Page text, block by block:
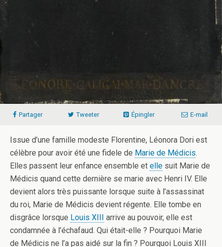
Partager Tweeter Épingler E-mail
Issue d’une famille modeste Florentine, Léonora Dori est
célèbre pour avoir été une fidele de Marie de Médicis.
Elles passent leur enfance ensemble et elle suit Marie de
Médicis quand cette dernière se marie avec Henri IV. Elle
devient alors très puissante lorsque suite à l’assassinat
du roi, Marie de Médicis devient régente. Elle tombe en
disgrâce lorsque Louis XIII arrive au pouvoir, elle est
condamnée à l’échafaud. Qui était-elle ? Pourquoi Marie
de Médicis ne l’a pas aidé sur la fin ? Pourquoi Louis XIII